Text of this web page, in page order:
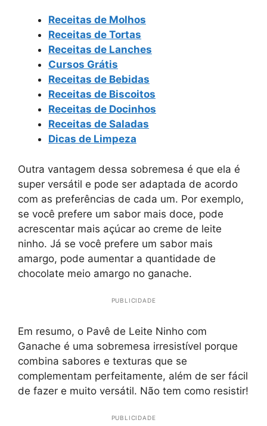
Receitas de Molhos
Receitas de Tortas
Receitas de Lanches
Cursos Grátis
Receitas de Bebidas
Receitas de Biscoitos
Receitas de Docinhos
Receitas de Saladas
Dicas de Limpeza
Outra vantagem dessa sobremesa é que ela é
super versátil e pode ser adaptada de acordo
com as preferências de cada um. Por exemplo,
se você prefere um sabor mais doce, pode
acrescentar mais açúcar ao creme de leite
ninho. Já se você prefere um sabor mais
amargo, pode aumentar a quantidade de
chocolate meio amargo no ganache.
PUBLICIDADE
Em resumo, o Pavê de Leite Ninho com
Ganache é uma sobremesa irresistível porque
combina sabores e texturas que se
complementam perfeitamente, além de ser fácil
de fazer e muito versátil. Não tem como resistir!
PUBLICIDADE